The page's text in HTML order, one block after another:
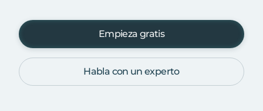
Empieza gratis
Habla con un experto